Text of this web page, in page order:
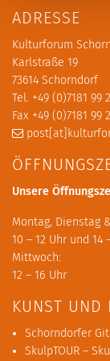
ADRESSE
Kulturforum
Karlstraße 19
73614 Schorndorf
Tel. +49 (0)7181 99
Fax +49 (0)7181 99
Unsere
Montag, Dienstag
10 – 12 Uhr und 14
Mittwoch:
12 – 16 Uhr
KUNST UND
Schorndorfer
SkulpTOUR –